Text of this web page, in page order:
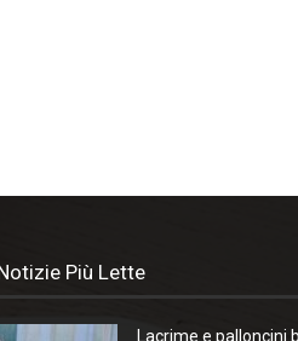
Più Lette
Lacrime e palloncini